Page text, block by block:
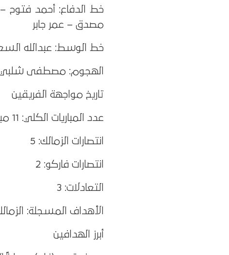
خط الدفاع: أحمد فتوح
مصدق – عمر جابر
خط الوسط: عبدالله
الهجوم: مصطفى شلبي
تاريخ مواجهة الفريقين
عدد المباريات الكلي: 11 مباراة
انتصارات الزمالك: 5
انتصارات فاركو: 2
التعادلات: 3
الأهداف المسجلة: الزمالك 12 –
أبرز الهدافين